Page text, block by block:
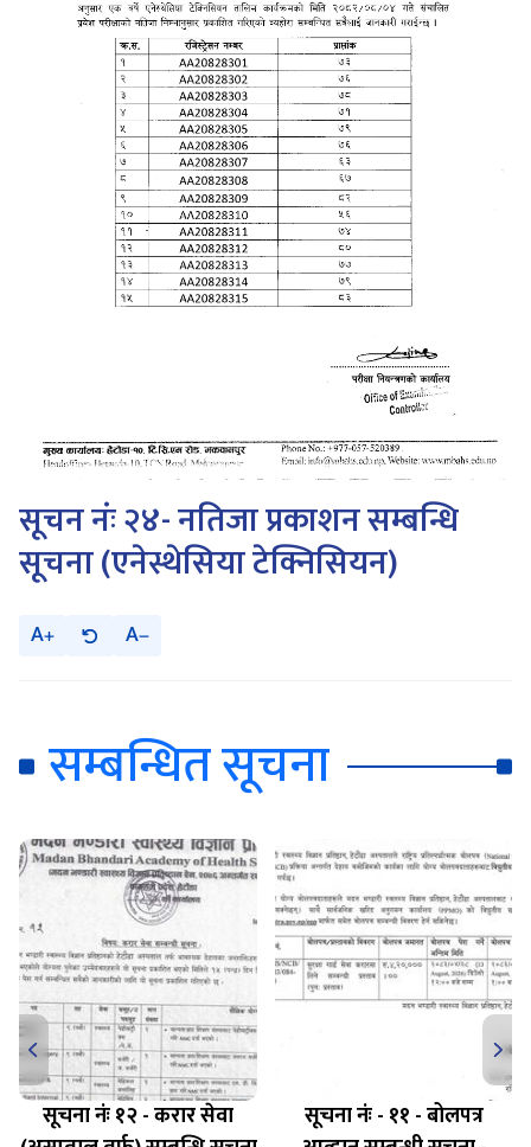
सूचन नंः २४- नतिजा प्रकाशन सम्बन्धि
सूचना (एनेस्थेसिया टेक्निसियन)
A A
सम्बन्धित सूचना
सूचना नंः १२ - करार सेवा
सूचना नंः - ११ - बोलपत्र